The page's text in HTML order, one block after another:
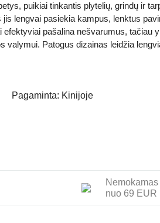
puikiai tinkantis plytelių, grindų ir
jis lengvai pasiekia kampus, lenktus
efektyviai pašalina nešvarumus, tačiau
valymui. Patogus dizainas leidžia
Pagaminta: Kinijoje
nuo 69 EUR